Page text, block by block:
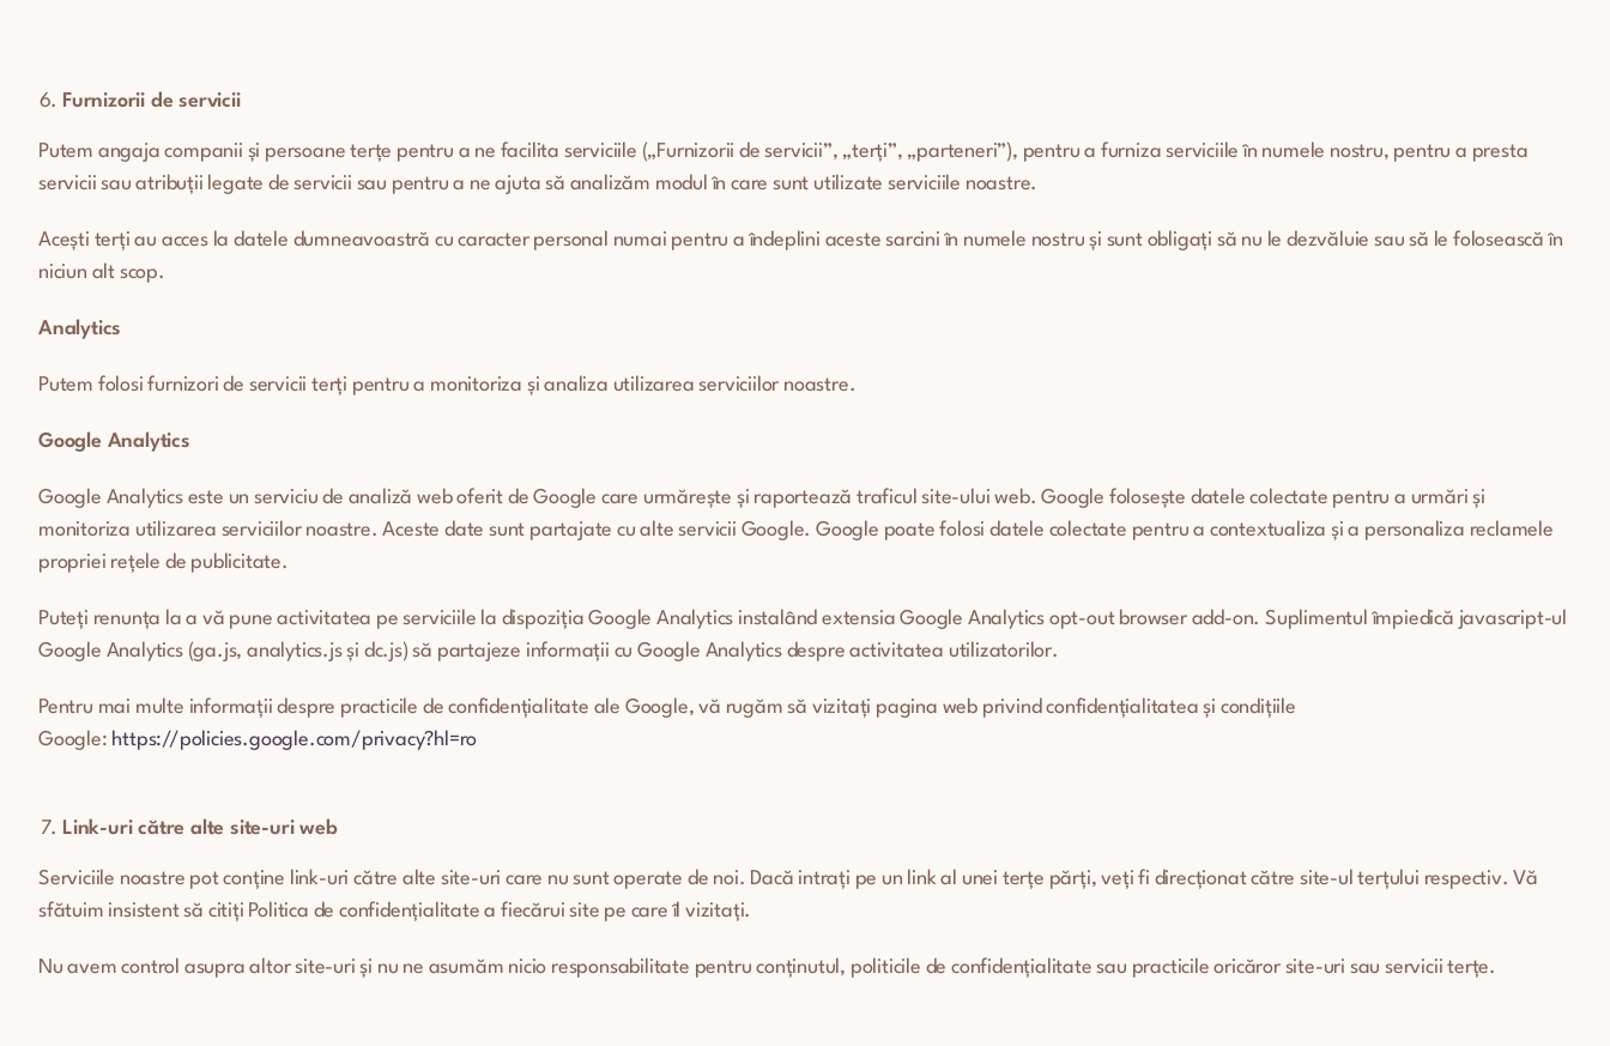
Furnizorii de servicii
Putem angaja companii și persoane terțe pentru a ne facilita serviciile („Furnizorii de servicii”, „terți”, „parteneri”), pentru a furniza serviciile în numele nostru, pentru a presta
servicii sau atribuții legate de servicii sau pentru a ne ajuta să analizăm modul în care sunt utilizate serviciile noastre.
Acești terți au acces la datele dumneavoastră cu caracter personal numai pentru a îndeplini aceste sarcini în numele nostru și sunt obligați să nu le dezvăluie sau să le folosească în
niciun alt scop.
Analytics
Putem folosi furnizori de servicii terți pentru a monitoriza și analiza utilizarea serviciilor noastre.
Google Analytics
Google Analytics este un serviciu de analiză web oferit de Google care urmărește și raportează traficul site-ului web. Google folosește datele colectate pentru a urmări și
monitoriza utilizarea serviciilor noastre. Aceste date sunt partajate cu alte servicii Google. Google poate folosi datele colectate pentru a contextualiza și a personaliza reclamele
propriei rețele de publicitate.
Puteți renunța la a vă pune activitatea pe serviciile la dispoziția Google Analytics instalând extensia Google Analytics opt-out browser add-on. Suplimentul împiedică javascript-ul
Google Analytics (ga.js, analytics.js și dc.js) să partajeze informații cu Google Analytics despre activitatea utilizatorilor.
Pentru mai multe informații despre practicile de confidențialitate ale Google, vă rugăm să vizitați pagina web privind confidențialitatea și condițiile
Google: https://policies.google.com/privacy?hl=ro
Link-uri către alte site-uri web
Serviciile noastre pot conține link-uri către alte site-uri care nu sunt operate de noi. Dacă intrați pe un link al unei terțe părți, veți fi direcționat către site-ul terțului respectiv. Vă
sfătuim insistent să citiți Politica de confidențialitate a fiecărui site pe care îl vizitați.
Nu avem control asupra altor site-uri și nu ne asumăm nicio responsabilitate pentru conținutul, politicile de confidențialitate sau practicile oricăror site-uri sau servicii terțe.